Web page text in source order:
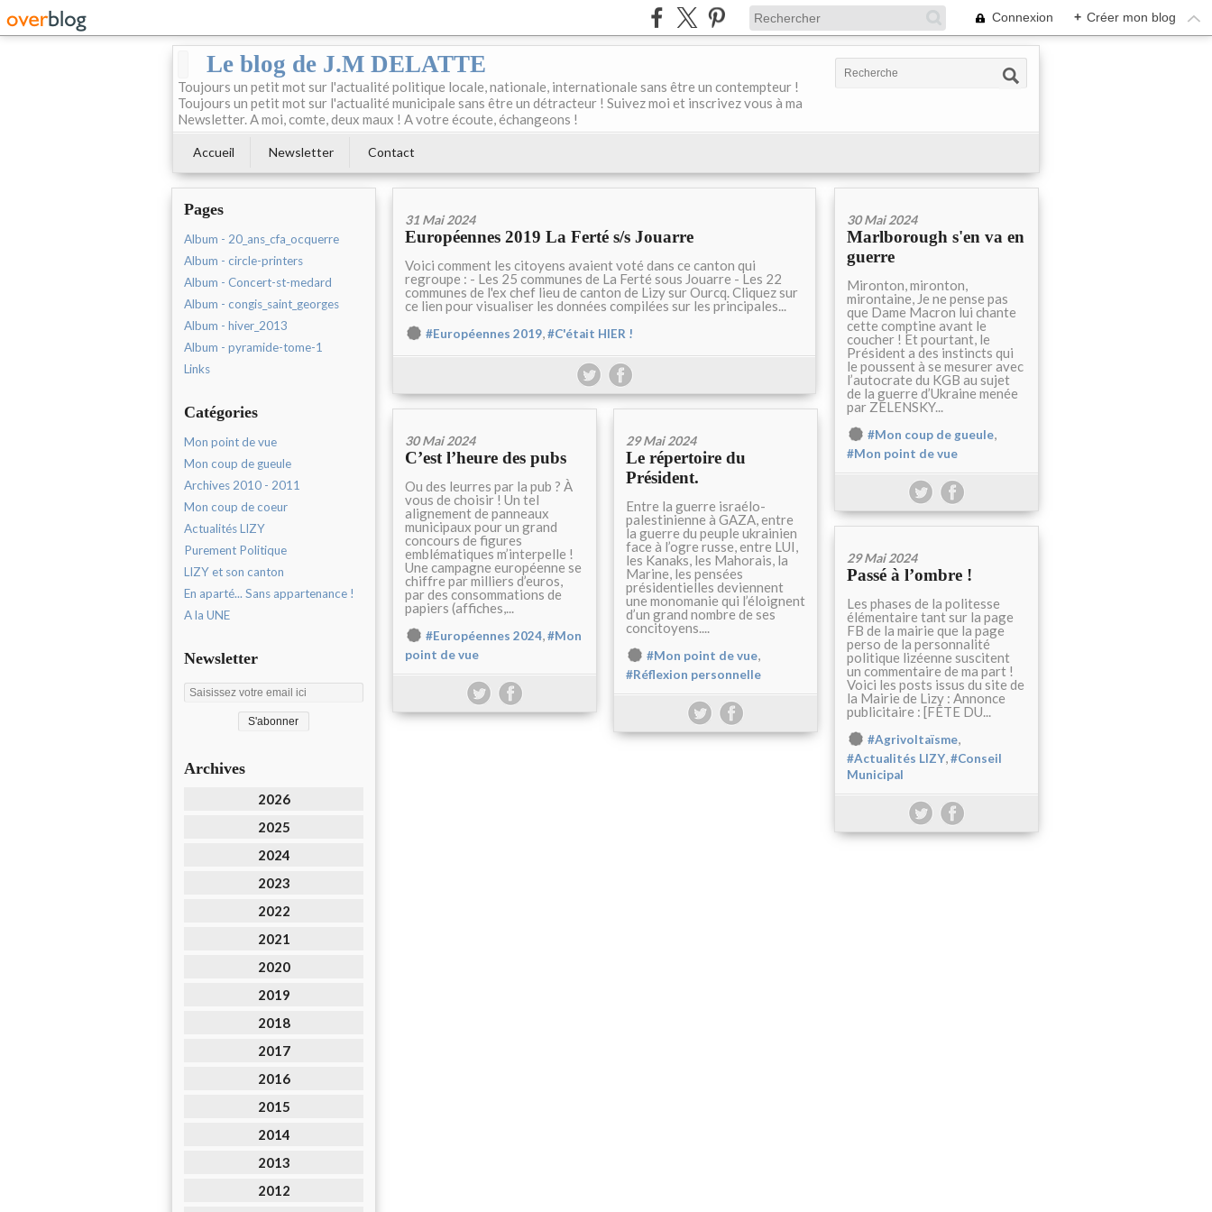
Connexion + Créer mon blog
Le blog de J.M DELATTE
Toujours un petit mot sur l'actualité politique locale, nationale, internationale sans être un contempteur !
Toujours un petit mot sur l'actualité municipale sans être un détracteur ! Suivez moi et inscrivez vous à ma
Newsletter. A moi, comte, deux maux ! A votre écoute, échangeons !
Accueil Newsletter Contact
Pages
Album - 20_ans_cfa_ocquerre
Album - circle-printers
Album - Concert-st-medard
Album - congis_saint_georges
Album - hiver_2013
Album - pyramide-tome-1
Links
Catégories
Mon point de vue
Mon coup de gueule
Archives 2010 - 2011
Mon coup de coeur
Actualités LIZY
Purement Politique
LIZY et son canton
En aparté... Sans appartenance !
A la UNE
Newsletter
Archives
2026
2025
2024
2023
2022
2021
2020
2019
2018
2017
2016
2015
2014
2013
2012
31 Mai 2024
Européennes 2019 La Ferté s/s Jouarre
Voici comment les citoyens avaient voté dans ce canton qui
regroupe : - Les 25 communes de La Ferté sous Jouarre - Les 22
communes de l'ex chef lieu de canton de Lizy sur Ourcq. Cliquez sur
ce lien pour visualiser les données compilées sur les principales...
#Européennes 2019,#C'était HIER !
30 Mai 2024
Marlborough s'en va en
guerre
Mironton, mironton,
mirontaine, Je ne pense pas
que Dame Macron lui chante
cette comptine avant le
coucher ! Et pourtant, le
Président a des instincts qui
le poussent à se mesurer avec
l’autocrate du KGB au sujet
de la guerre d’Ukraine menée
par ZELENSKY...
#Mon coup de gueule,
#Mon point de vue
30 Mai 2024
C’est l’heure des pubs
Ou des leurres par la pub ? À
vous de choisir ! Un tel
alignement de panneaux
municipaux pour un grand
concours de figures
emblématiques m’interpelle !
Une campagne européenne se
chiffre par milliers d’euros,
par des consommations de
papiers (affiches,...
#Européennes 2024,#Mon
point de vue
29 Mai 2024
Le répertoire du
Président.
Entre la guerre israélo-
palestinienne à GAZA, entre
la guerre du peuple ukrainien
face à l’ogre russe, entre LUI,
les Kanaks, les Mahorais, la
Marine, les pensées
présidentielles deviennent
une monomanie qui l’éloignent
d’un grand nombre de ses
concitoyens....
#Mon point de vue,
#Réflexion personnelle
29 Mai 2024
Passé à l’ombre !
Les phases de la politesse
élémentaire tant sur la page
FB de la mairie que la page
perso de la personnalité
politique lizéenne suscitent
un commentaire de ma part !
Voici les posts issus du site de
la Mairie de Lizy : Annonce
publicitaire : [FÊTE DU...
#Agrivoltaïsme,
#Actualités LIZY,#Conseil
Municipal